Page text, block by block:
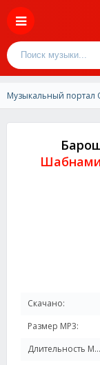
Музыкальный портал
Шабнами
Скачано:
Размер MP3:
Длительность MP3: